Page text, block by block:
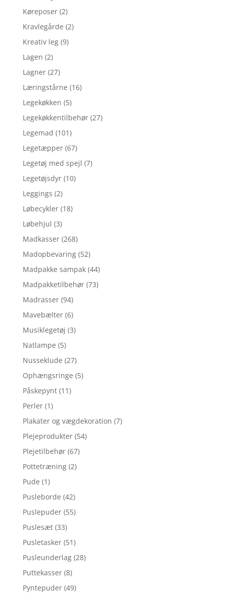
Køreposer (2)
Kravlegårde (2)
Kreativ leg (9)
Lagen (2)
Lagner (27)
Læringstårne (16)
Legekøkken (5)
Legekøkkentilbehør (27)
Legemad (101)
Legetæpper (67)
Legetøj med spejl (7)
Legetøjsdyr (10)
Leggings (2)
Løbecykler (18)
Løbehjul (3)
Madkasser (268)
Madopbevaring (52)
Madpakke sampak (44)
Madpakketilbehør (73)
Madrasser (94)
Mavebælter (6)
Musiklegetøj (3)
Natlampe (5)
Nusseklude (27)
Ophængsringe (5)
Påskepynt (11)
Perler (1)
Plakater og vægdekoration (7)
Plejeprodukter (54)
Plejetilbehør (67)
Pottetræning (2)
Pude (1)
Pusleborde (42)
Puslepuder (55)
Puslesæt (33)
Pusletasker (51)
Pusleunderlag (28)
Puttekasser (8)
Pyntepuder (49)